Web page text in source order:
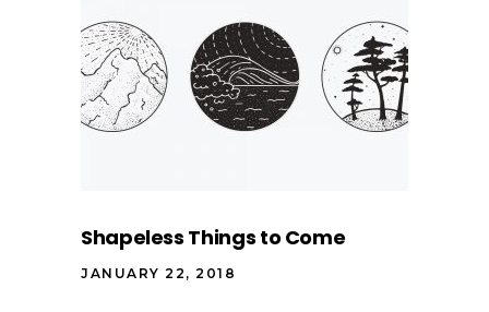
Shapeless Things to Come
JANUARY 22, 2018